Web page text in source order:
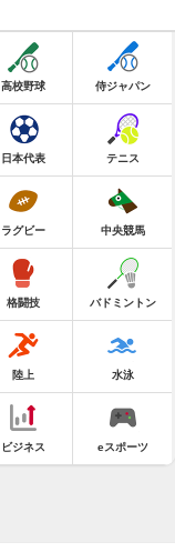
高校野球 侍ジャパン
日本代表 テニス
ラグビー 中央競馬
格闘技 バドミントン
陸上 水泳
ビジネス eスポーツ